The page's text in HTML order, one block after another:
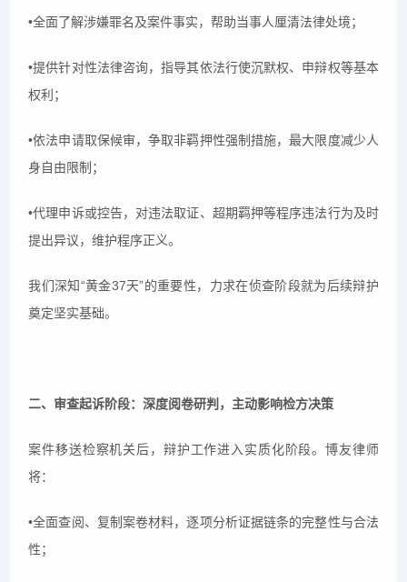
•全面了解涉嫌罪名及案件事实，帮助当事人厘清法律处境；
•提供针对性法律咨询，指导其依法行使沉默权、申辩权等基本
权利；
•依法申请取保候审，争取非羁押性强制措施，最大限度减少人
身自由限制；
•代理申诉或控告，对违法取证、超期羁押等程序违法行为及时
提出异议，维护程序正义。
我们深知“黄金37天”的重要性，力求在侦查阶段就为后续辩护
奠定坚实基础。
二、审查起诉阶段：深度阅卷研判，主动影响检方决策
案件移送检察机关后，辩护工作进入实质化阶段。博友律师
将：
•全面查阅、复制案卷材料，逐项分析证据链条的完整性与合法
性；